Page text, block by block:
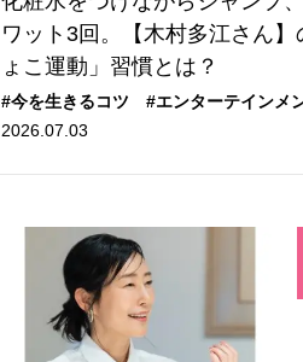
ワット3回。【木村多江さん】
ょこ運動」習慣とは？
#今を生きるコツ #エンターテインメ
2026.07.03